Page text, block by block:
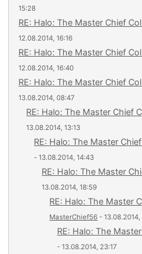
15:28
RE: Halo: The Master Chief
12.08.2014, 16:16
RE: Halo: The Master Chief
12.08.2014, 16:40
RE: Halo: The Master Chief
13.08.2014, 08:47
RE: Halo: The Master Chief
13.08.2014, 13:13
RE: Halo: The Master
- 13.08.2014, 14:43
RE: Halo: The Master
13.08.2014, 18:59
RE: Halo: The Master
MasterChief56 -
RE: Halo: The
- 13.08.2014, 23:17